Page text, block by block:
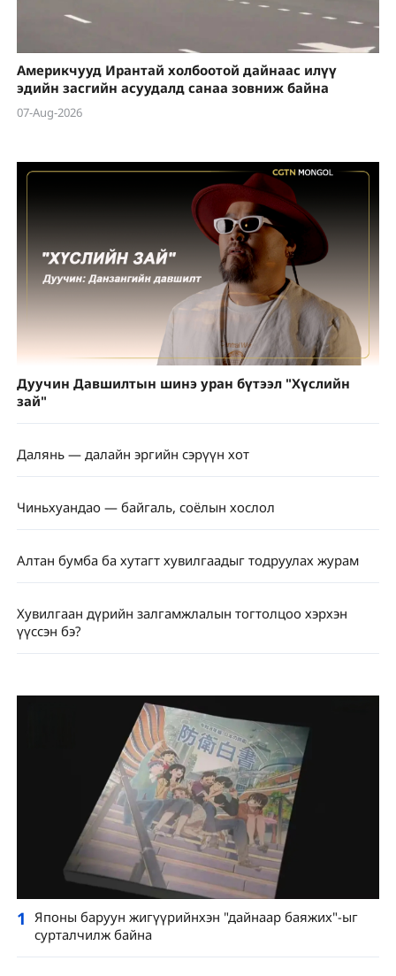
Америкчууд Ирантай холбоотой дайнаас илүү
эдийн засгийн асуудалд санаа зовниж байна
07-Aug-2026
Дуучин Давшилтын шинэ уран бүтээл "Хүслийн
зай"
Далянь — далайн эргийн сэрүүн хот
Чиньхуандао — байгаль, соёлын хослол
Алтан бумба ба хутагт хувилгаадыг тодруулах журам
Хувилгаан дүрийн залгамжлалын тогтолцоо хэрхэн
үүссэн бэ?
1
Японы баруун жигүүрийнхэн "дайнаар баяжих"-ыг
сурталчилж байна